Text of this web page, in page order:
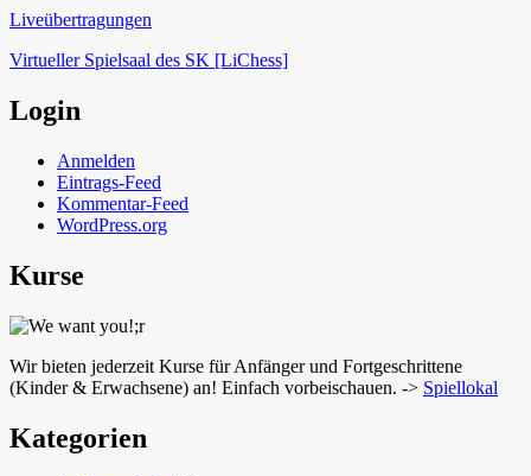
Liveübertragungen
Virtueller Spielsaal des SK [LiChess]
Login
Anmelden
Eintrags-Feed
Kommentar-Feed
WordPress.org
Kurse
Wir bieten jederzeit Kurse für Anfänger und Fortgeschrittene
(Kinder & Erwachsene) an! Einfach vorbeischauen. -> Spiellokal
Kategorien